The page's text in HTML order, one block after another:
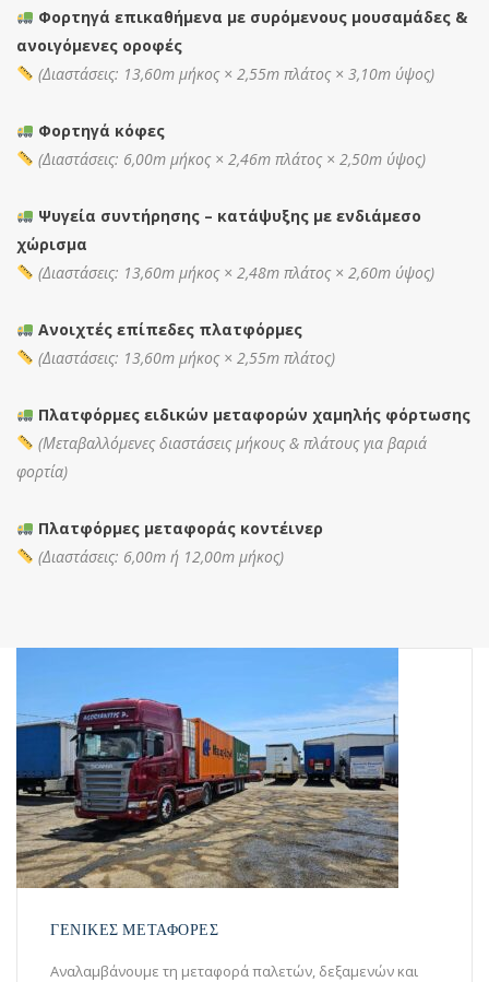
Φορτηγά επικαθήμενα με συρόμενους μουσαμάδες &
ανοιγόμενες οροφές
(Διαστάσεις: 13,60m μήκος × 2,55m πλάτος × 3,10m ύψος)
Φορτηγά κόφες
(Διαστάσεις: 6,00m μήκος × 2,46m πλάτος × 2,50m ύψος)
Ψυγεία συντήρησης – κατάψυξης με ενδιάμεσο
χώρισμα
(Διαστάσεις: 13,60m μήκος × 2,48m πλάτος × 2,60m ύψος)
Ανοιχτές επίπεδες πλατφόρμες
(Διαστάσεις: 13,60m μήκος × 2,55m πλάτος)
Πλατφόρμες ειδικών μεταφορών χαμηλής φόρτωσης
(Μεταβαλλόμενες διαστάσεις μήκους & πλάτους για βαριά
φορτία)
Πλατφόρμες μεταφοράς κοντέινερ
(Διαστάσεις: 6,00m ή 12,00m μήκος)
ΓΕΝΙΚΕΣ ΜΕΤΑΦΟΡΕΣ
Αναλαμβάνουμε τη μεταφορά παλετών, δεξαμενών και